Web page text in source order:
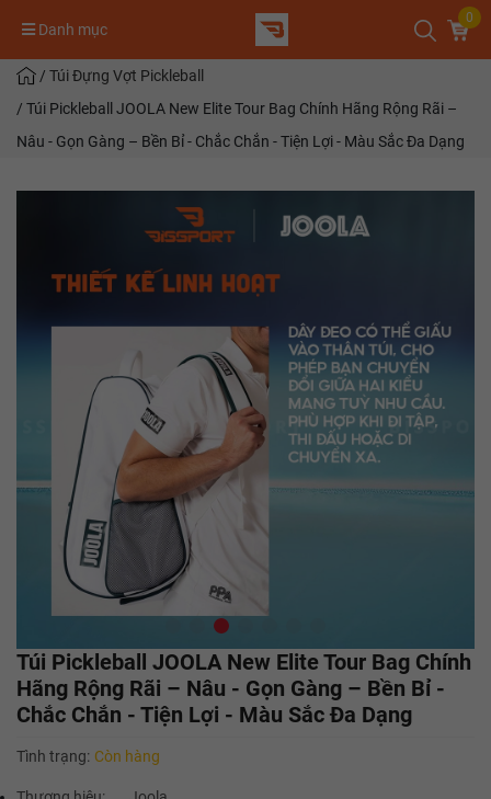
Danh mục
0
/ Túi Đựng Vợt Pickleball
/ Túi Pickleball JOOLA New Elite Tour Bag Chính Hãng Rộng Rãi –
Nâu - Gọn Gàng – Bền Bỉ - Chắc Chắn - Tiện Lợi - Màu Sắc Đa Dạng
Túi Pickleball JOOLA New Elite Tour Bag Chính
Hãng Rộng Rãi – Nâu - Gọn Gàng – Bền Bỉ -
Chắc Chắn - Tiện Lợi - Màu Sắc Đa Dạng
Tình trạng: Còn hàng